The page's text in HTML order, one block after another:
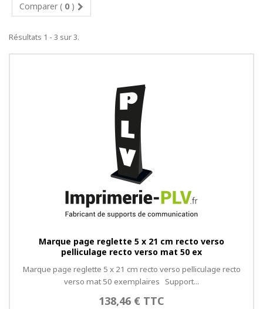
Comparer ( 0 )
Résultats 1 - 3 sur 3.
Marque page reglette 5 x 21 cm recto verso
pelliculage recto verso mat 50 ex
Marque page reglette 5 x 21 cm recto verso pelliculage recto
verso mat 50 exemplaires Support...
138,46 € TTC